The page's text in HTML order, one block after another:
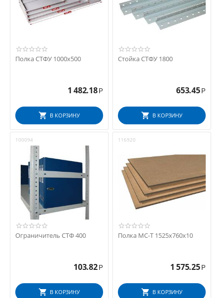
Полка СТФУ 1000х500
1 482.18 Р
В КОРЗИНУ
Стойка СТФУ 1800
653.45 Р
В КОРЗИНУ
100094
Ограничитель СТФ 400
103.82 Р
В КОРЗИНУ
116920
Полка МС-Т 1525х760х10
1 575.25 Р
В КОРЗИНУ